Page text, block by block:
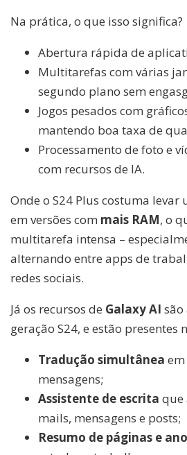
Na prática, o que isso significa?
Abertura rápida de
Multitarefas com várias
segundo plano sem
Jogos pesados com
mantendo boa taxa de
Processamento de foto e
com recursos de IA.
Onde o S24 Plus costuma levar
em versões com mais RAM, o
multitarefa intensa –
alternando entre apps de
redes sociais.
Já os recursos de Galaxy AI são
geração S24, e estão presentes
Tradução simultânea
mensagens;
Assistente de escrita que
mails, mensagens e posts;
Resumo de páginas e